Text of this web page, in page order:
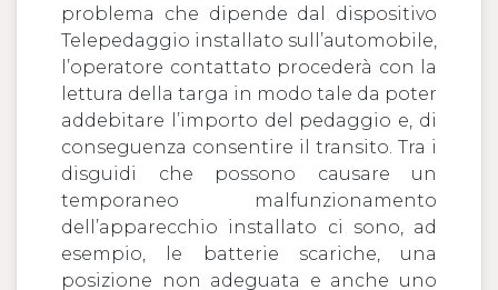
problema che dipende dal dispositivo
Telepedaggio installato sull’automobile,
l’operatore contattato procederà con la
lettura della targa in modo tale da poter
addebitare l’importo del pedaggio e, di
conseguenza consentire il transito. Tra i
disguidi che possono causare un
temporaneo malfunzionamento
dell’apparecchio installato ci sono, ad
esempio, le batterie scariche, una
posizione non adeguata e anche uno